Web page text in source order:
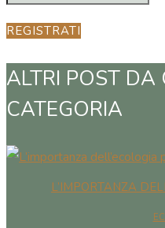
REGISTRATI
ALTRI POST DA
CATEGORIA
L’IMPORTANZA